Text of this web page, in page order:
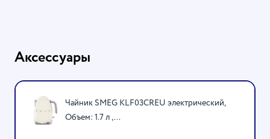
Аксессуары
Чайник SMEG KLF03CREU электрический,
Объем: 1.7 л ,...